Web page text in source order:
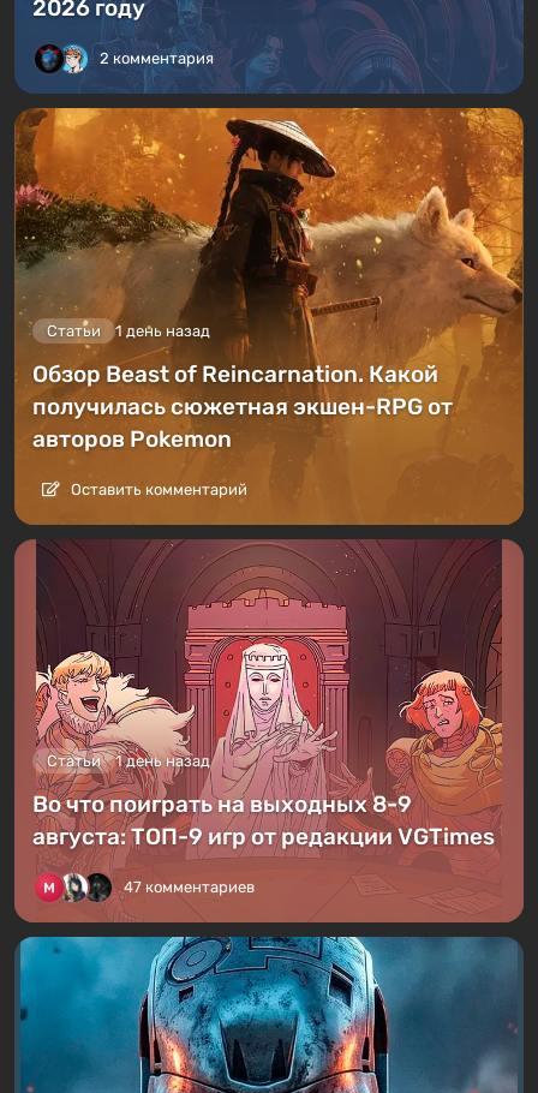
2026 году
2 комментария
Статьи 1 день назад
Обзор Beast of Reincarnation. Какой
получилась сюжетная экшен-RPG от
авторов Pokemon
Оставить комментарий
Статьи 1 день назад
Во что поиграть на выходных 8-9
августа: ТОП-9 игр от редакции VGTimes
47 комментариев